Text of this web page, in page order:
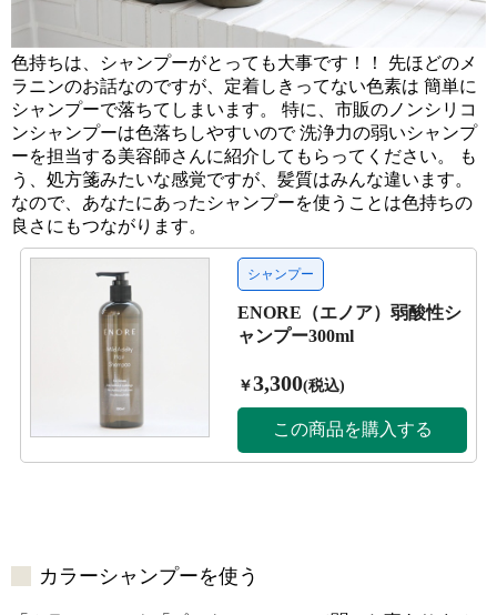
色持ちは、シャンプーがとっても大事です！！ 先ほどのメ
ラニンのお話なのですが、定着しきってない色素は 簡単に
シャンプーで落ちてしまいます。 特に、市販のノンシリコ
ンシャンプーは色落ちしやすいので 洗浄力の弱いシャンプ
ーを担当する美容師さんに紹介してもらってください。 も
う、処方箋みたいな感覚ですが、髪質はみんな違います。
なので、あなたにあったシャンプーを使うことは色持ちの
良さにもつながります。
カラーシャンプーを使う